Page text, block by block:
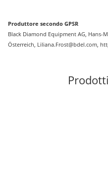
Produttore secondo GPSR
Black Diamond Equipment AG, Hans-
Österreich, Liliana.Frost@bdel.com,